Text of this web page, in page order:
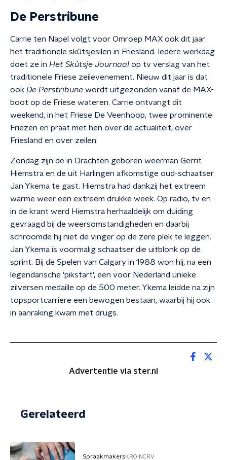
De Perstribune
Carrie ten Napel volgt voor Omroep MAX ook dit jaar
het traditionele skûtsjesilen in Friesland. Iedere werkdag
doet ze in Het Skûtsje Journaal op tv verslag van het
traditionele Friese zeilevenement. Nieuw dit jaar is dat
ook De Perstribune wordt uitgezonden vanaf de MAX-
boot op de Friese wateren. Carrie ontvangt dit
weekend, in het Friese De Veenhoop, twee prominente
Friezen en praat met hen over de actualiteit, over
Friesland en over zeilen.
Zondag zijn de in Drachten geboren weerman Gerrit
Hiemstra en de uit Harlingen afkomstige oud-schaatser
Jan Ykema te gast. Hiemstra had dankzij het extreem
warme weer een extreem drukke week. Op radio, tv en
in de krant werd Hiemstra herhaaldelijk om duiding
gevraagd bij de weersomstandigheden en daarbij
schroomde hij niet de vinger op de zere plek te leggen.
Jan Ykema is voormalig schaatser die uitblonk op de
sprint. Bij de Spelen van Calgary in 1988 won hij, na een
legendarische 'pikstart', een voor Nederland unieke
zilversen medaille op de 500 meter. Ykema leidde na zijn
topsportcarriere een bewogen bestaan, waarbij hij ook
in aanraking kwam met drugs.
Advertentie via ster.nl
Gerelateerd
SpraakmakersKRO-NCRV